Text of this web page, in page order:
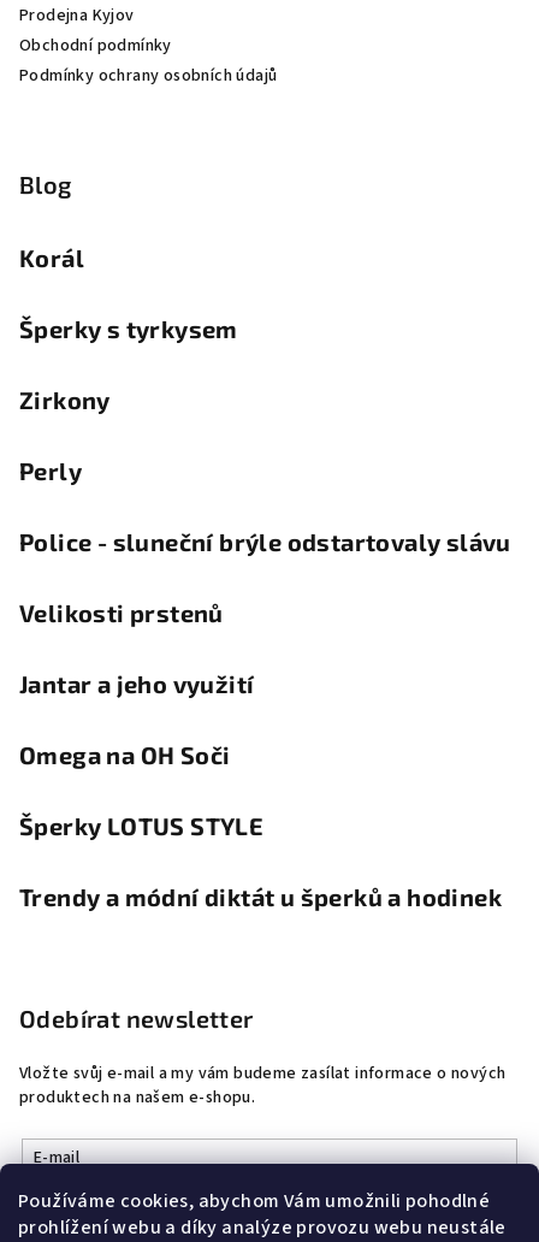
Používáme cookies, abychom Vám umožnili pohodlné
prohlížení webu a díky analýze provozu webu neustále
Prodejna Kyjov
Obchodní podmínky
Podmínky ochrany osobních údajů
Blog
Korál
Šperky s tyrkysem
Zirkony
Perly
Police - sluneční brýle odstartovaly slávu
Velikosti prstenů
Jantar a jeho využití
Omega na OH Soči
Šperky LOTUS STYLE
Trendy a módní diktát u šperků a hodinek
Odebírat newsletter
Vložte svůj e-mail a my vám budeme zasílat informace o nových
produktech na našem e-shopu.
E-mail
Vložením e-mailu souhlasíte spodmínkami ochrany osobních
údajů